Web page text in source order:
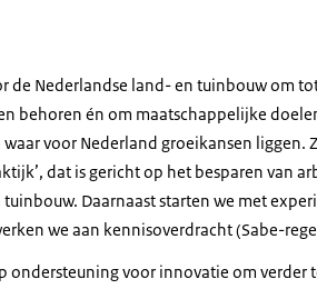
de Nederlandse land- en tuinbouw om
behoren én om maatschappelijke
voor Nederland groeikansen
dat is gericht op het besparen van
Daarnaast starten we met
we aan kennisoverdracht (Sabe-
ondersteuning voor innovatie om verder